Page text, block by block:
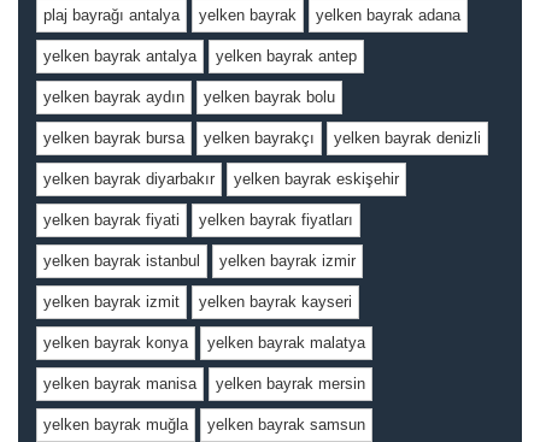
plaj bayrağı antalya yelken bayrak yelken bayrak adana
yelken bayrak antalya yelken bayrak antep
yelken bayrak aydın yelken bayrak bolu
yelken bayrak bursa yelken bayrakçı yelken bayrak denizli
yelken bayrak diyarbakır yelken bayrak eskişehir
yelken bayrak fiyati yelken bayrak fiyatları
yelken bayrak istanbul yelken bayrak izmir
yelken bayrak izmit yelken bayrak kayseri
yelken bayrak konya yelken bayrak malatya
yelken bayrak manisa yelken bayrak mersin
yelken bayrak muğla yelken bayrak samsun